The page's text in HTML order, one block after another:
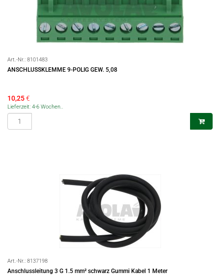
Art.-Nr.: 8101483
ANSCHLUSSKLEMME 9-POLIG GEW. 5,08
10,25€
Lieferzeit: 4-6 Wochen..
Art.-Nr.: 8137198
Anschlussleitung 3 G 1.5 mm² schwarz Gummi Kabel 1 Meter